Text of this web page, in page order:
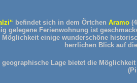
befindet sich in dem Örtchen Aramo
gelegene Ferienwohnung ist
Möglichkeit einige wunderschöne
herrlichen Blick auf
geographische Lage bietet die